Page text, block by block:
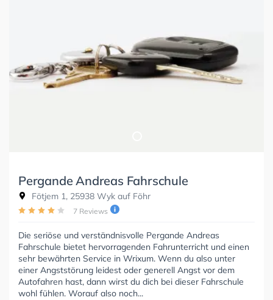
Pergande Andreas Fahrschule
Fötjem 1, 25938 Wyk auf Föhr
7 Reviews
Die seriöse und verständnisvolle Pergande Andreas
Fahrschule bietet hervorragenden Fahrunterricht und einen
sehr bewährten Service in Wrixum. Wenn du also unter
einer Angststörung leidest oder generell Angst vor dem
Autofahren hast, dann wirst du dich bei dieser Fahrschule
wohl fühlen. Worauf also noch...